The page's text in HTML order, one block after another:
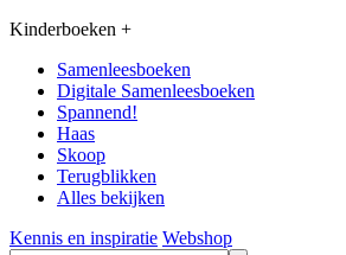
Kinderboeken +
Samenleesboeken
Digitale Samenleesboeken
Spannend!
Haas
Skoop
Terugblikken
Alles bekijken
Kennis en inspiratie Webshop